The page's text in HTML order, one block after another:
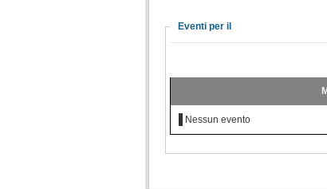
Eventi per il
Nessun evento